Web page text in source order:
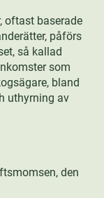
oftast baserade
påförs
så kallad
som
bland
uthyrning av
den